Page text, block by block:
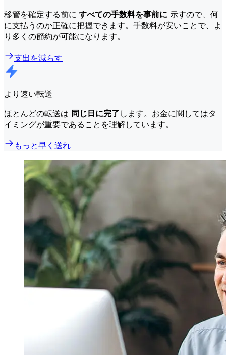
移管を確定する前に すべての手数料を事前に 示すので、何
に支払うのか正確に把握できます。手数料が安いことで、よ
り多くの節約が可能になります。
支出を減らす
より速い転送
ほとんどの転送は 同じ日に完了 します。お金に関してはタ
イミングが重要であることを理解しています。
もっと早く送れ